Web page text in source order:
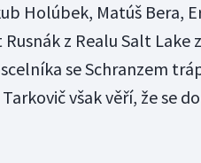
Holúbek, Matúš Bera,
z Realu Salt Lake
se Schranzem
však věří, že se